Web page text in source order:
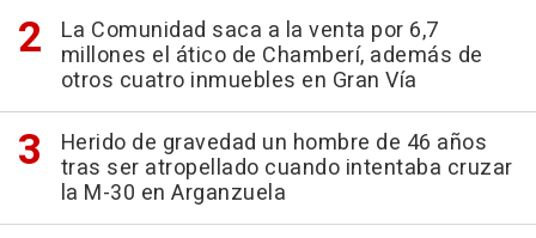
La Comunidad saca a la venta por 6,7
millones el ático de Chamberí, además de
otros cuatro inmuebles en Gran Vía
Herido de gravedad un hombre de 46 años
tras ser atropellado cuando intentaba cruzar
la M-30 en Arganzuela